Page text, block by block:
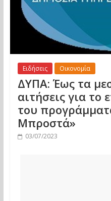
Ειδήσεις Οικονομία
ΔΥΠΑ: Έως τα
αιτήσεις για
του
Μπροστά»
03/07/2023